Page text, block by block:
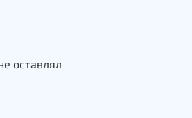
оставлял